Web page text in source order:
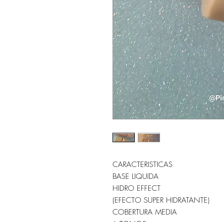
CARACTERISTICAS
BASE LIQUIDA
HIDRO EFFECT
(EFECTO SUPER HIDRATANTE)
COBERTURA MEDIA